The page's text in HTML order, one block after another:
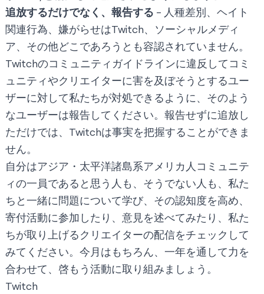
追放するだけでなく、報告する - 人種差別、ヘイト
関連行為、嫌がらせはTwitch、ソーシャルメディ
ア、その他どこであろうとも容認されていません。
Twitchのコミュニティガイドラインに違反してコミ
ュニティやクリエイターに害を及ぼそうとするユー
ザーに対して私たちが対処できるように、そのよう
なユーザーは報告してください。報告せずに追放し
ただけでは、Twitchは事実を把握することができま
せん。
自分はアジア・太平洋諸島系アメリカ人コミュニテ
ィの一員であると思う人も、そうでない人も、私た
ちと一緒に問題について学び、その認知度を高め、
寄付活動に参加したり、意見を述べてみたり、私た
ちが取り上げるクリエイターの配信をチェックして
みてください。今月はもちろん、一年を通して力を
合わせて、啓もう活動に取り組みましょう。
Twitch